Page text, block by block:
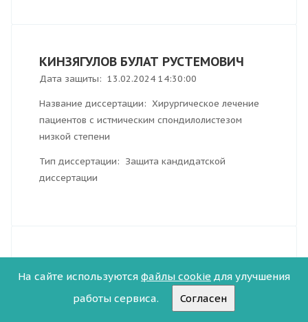
КИНЗЯГУЛОВ БУЛАТ РУСТЕМОВИЧ
Дата защиты: 13.02.2024 14:30:00
Название диссертации: Хирургическое лечение
пациентов с истмическим спондилолистезом
низкой степени
Тип диссертации: Защита кандидатской
диссертации
Дата защиты: 26.03.2024 10:00:00
Название диссертации: Результаты
На сайте используются файлы cookie для улучшения
работы сервиса.
Согласен